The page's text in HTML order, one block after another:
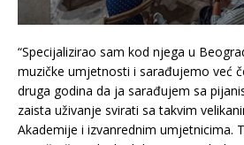
“Specijalizirao sam kod njega u
muzičke umjetnosti i sarađujemo već
druga godina da ja sarađujem sa
zaista uživanje svirati sa takvim
Akademije i izvanrednim umjetnicima.